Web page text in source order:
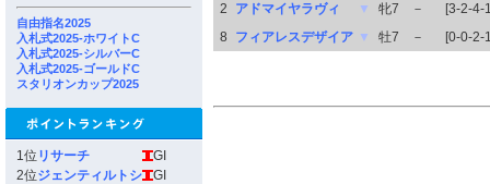
自由指名2025
入札式2025-ホワイトC
入札式2025-シルバーC
入札式2025-ゴールドC
スタリオンカップ2025
1位 リサーチ
GI
2位ジェンティルトシ
GI
2
アドマイヤラヴィ ▼ 牝7 －
[3-2-4-
8
フィアレスデザイア ▼ 牡7 － [0-0-2-